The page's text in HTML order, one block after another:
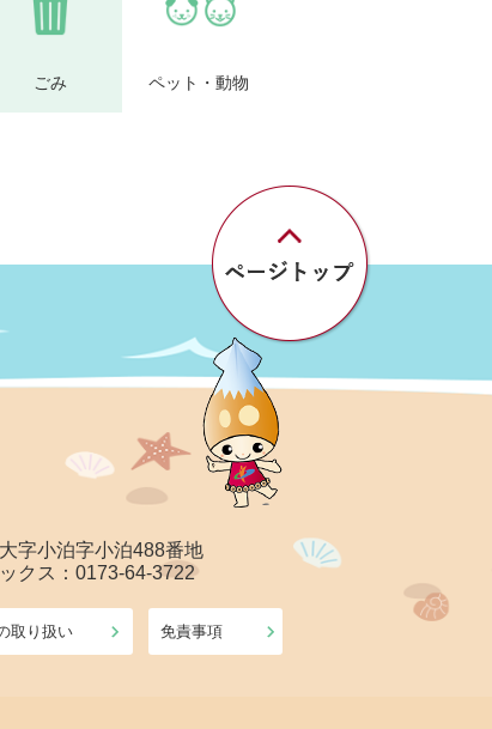
ごみ ペット・動物
字小泊字小泊488番地
クス：0173-64-3722
取り扱い 免責事項